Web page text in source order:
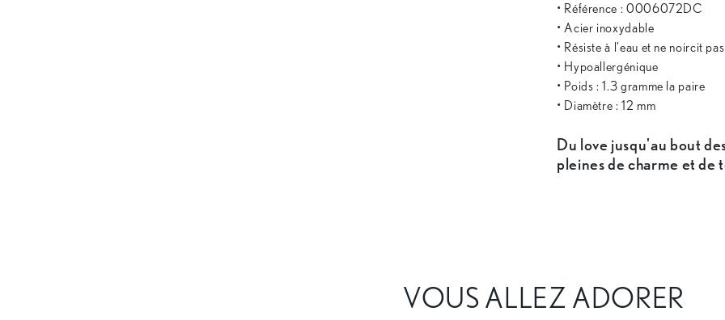
• Référence : 0006072DC
• Acier inoxydable
• Résiste à l'eau et ne noircit pas
• Hypoallergénique
• Poids : 1.3 gramme la paire
• Diamètre : 12 mm
Du love jusqu'au bout
pleines de charme et de
VOUS ALLEZ ADORER